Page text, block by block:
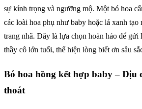
sự kính trọng và ngưỡng mộ. Một bó hoa
các loài hoa phụ như baby hoặc lá xanh tạo
trang nhã. Đây là lựa chọn hoàn hảo để gửi
thầy cô lớn tuổi, thể hiện lòng biết ơn sâu
Bó hoa hồng kết hợp baby – Dịu
thoát